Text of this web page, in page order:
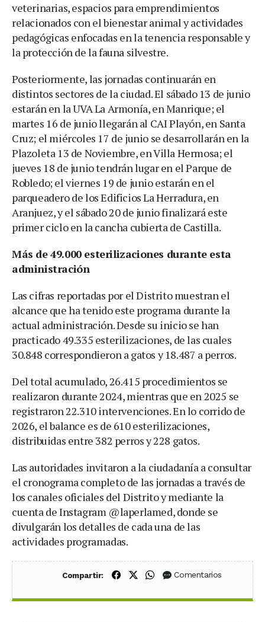
veterinarias, espacios para emprendimientos
relacionados con el bienestar animal y actividades
pedagógicas enfocadas en la tenencia responsable y
la protección de la fauna silvestre.
Posteriormente, las jornadas continuarán en
distintos sectores de la ciudad. El sábado 13 de junio
estarán en la UVA La Armonía, en Manrique; el
martes 16 de junio llegarán al CAI Playón, en Santa
Cruz; el miércoles 17 de junio se desarrollarán en la
Plazoleta 13 de Noviembre, en Villa Hermosa; el
jueves 18 de junio tendrán lugar en el Parque de
Robledo; el viernes 19 de junio estarán en el
parqueadero de los Edificios La Herradura, en
Aranjuez, y el sábado 20 de junio finalizará este
primer ciclo en la cancha cubierta de Castilla.
Más de 49.000 esterilizaciones durante esta
administración
Las cifras reportadas por el Distrito muestran el
alcance que ha tenido este programa durante la
actual administración. Desde su inicio se han
practicado 49.335 esterilizaciones, de las cuales
30.848 correspondieron a gatos y 18.487 a perros.
Del total acumulado, 26.415 procedimientos se
realizaron durante 2024, mientras que en 2025 se
registraron 22.310 intervenciones. En lo corrido de
2026, el balance es de 610 esterilizaciones,
distribuidas entre 382 perros y 228 gatos.
Las autoridades invitaron a la ciudadanía a consultar
el cronograma completo de las jornadas a través de
los canales oficiales del Distrito y mediante la
cuenta de Instagram @laperlamed, donde se
divulgarán los detalles de cada una de las
actividades programadas.
Compartir: Compartir en Facebook
Compartir en X (Twitter)
Compartir en WhatsApp
Comentarios